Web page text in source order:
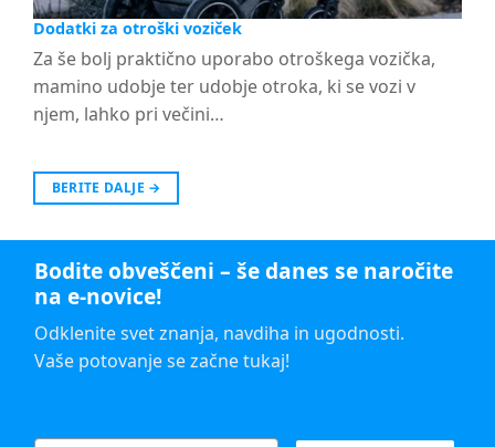
Dodatki za otroški voziček
Za še bolj praktično uporabo otroškega vozička,
mamino udobje ter udobje otroka, ki se vozi v
njem, lahko pri večini…
BERITE DALJE →
Bodite obveščeni – še danes se naročite
na e-novice!
Odklenite svet znanja, navdiha in ugodnosti.
Vaše potovanje se začne tukaj!